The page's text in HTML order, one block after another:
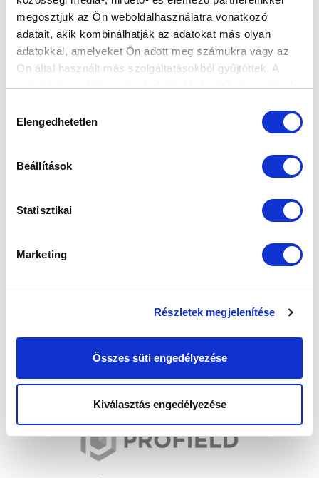
megosztjuk az Ön weboldalhasználatra vonatkozó
adatait, akik kombinálhatják az adatokat más olyan
adatokkal, amelyeket Ön adott meg számukra vagy az
Ön által használt más szolgáltatásokból gyűjtöttek. A
kiválasztása
Elengedhetetlen
Beállítások
Statisztikai
Marketing
Részletek megjelenítése
Összes süti engedélyezése
Kiválasztás engedélyezése
Elfogadom az Adatvédelmi tájékoztatót !
FELIRATKOZOM